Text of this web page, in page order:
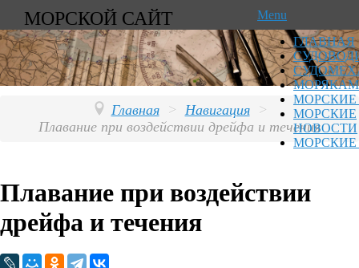
МОРСКОЙ САЙТ
Menu
ГЛАВНАЯ
МОРЯКАМ
МОРСКИЕ
МОРСКИЕ
НОВОСТИ
МОРСКИЕ
Главная > Навигация
>
Плавание при воздействии дрейфа и течения
Плавание при воздействии
дрейфа и течения